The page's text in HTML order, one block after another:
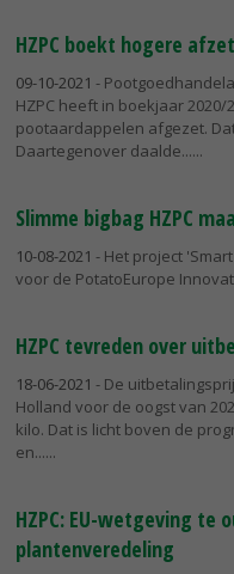
HZPC boekt hogere
09-10-2021 -
HZPC heeft in boekjaar 2020/
pootaardappelen afgezet.
Daartegenover daalde...
Slimme bigbag HZPC
10-08-2021 - Het project
voor de PotatoEurope
HZPC tevreden over
18-06-2021 - De
Holland voor de oogst van
kilo. Dat is licht boven de
en...
HZPC: EU-wetgeving te
plantenveredeling